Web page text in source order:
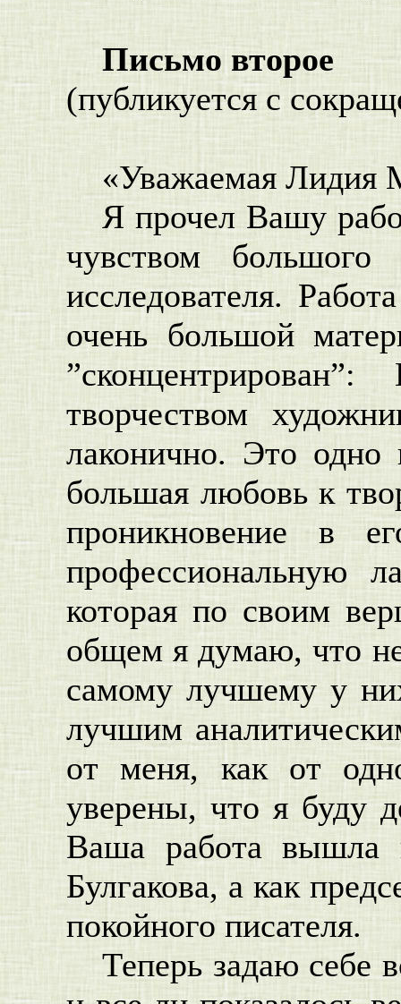
Письмо второе
(публикуется с
«Уважаемая Лидия
Я прочел Вашу
чувством
исследователя.
очень большой
творчеством
лаконично. Это
большая любовь к
проникновение в
профессиональную
которая по своим
общем я думаю, что
самому лучшему у
лучшим
от меня, как от
уверены, что я буду
Ваша работа вышла
Булгакова, а как
покойного писателя.
Теперь задаю себе